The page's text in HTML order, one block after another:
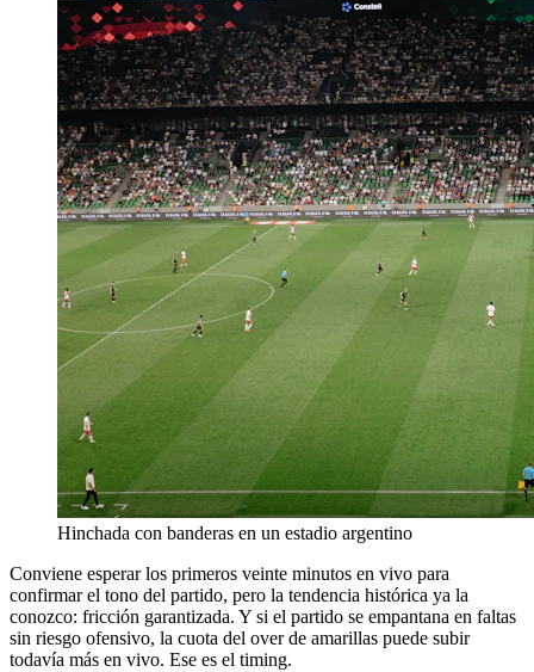
Hinchada con banderas en un estadio argentino
Conviene esperar los primeros veinte minutos en vivo para
confirmar el tono del partido, pero la tendencia histórica ya la
conozco: fricción garantizada. Y si el partido se empantana en faltas
sin riesgo ofensivo, la cuota del over de amarillas puede subir
todavía más en vivo. Ese es el timing.